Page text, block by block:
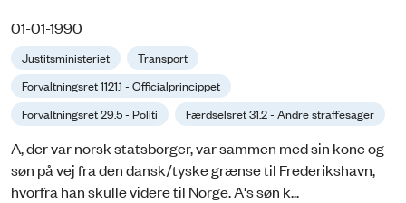
01-01-1990
Justitsministeriet
Transport
Forvaltningsret 1121.1 - Officialprincippet
Forvaltningsret 29.5 - Politi
Færdselsret 31.2 - Andre straffesager
A, der var norsk statsborger, var sammen med sin kone og
søn på vej fra den dansk/tyske grænse til Frederikshavn,
hvorfra han skulle videre til Norge. A's søn k...